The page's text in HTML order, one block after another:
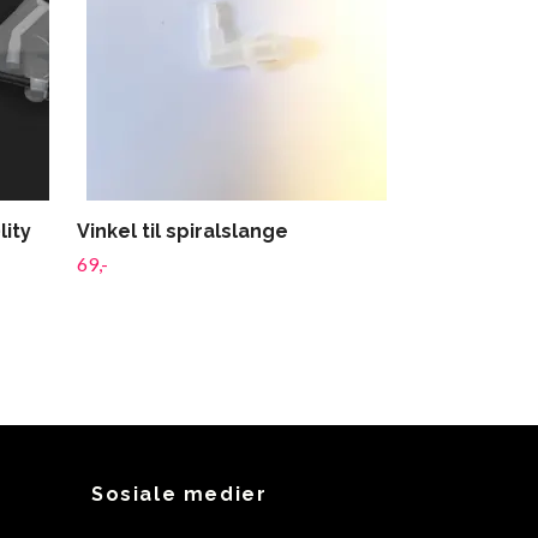
Vinkel til spiralslange
69,-
Sosiale medier